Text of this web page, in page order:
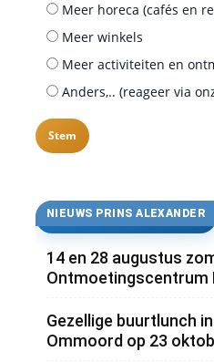
Meer horeca (cafés en
Meer winkels
Meer activiteiten en
Anders,.. (reageer via
NIEUWS PRINS ALEXANDER
14 en 28 augustus
Ontmoetingscentrum
Gezellige buurtlunch
Ommoord op 23